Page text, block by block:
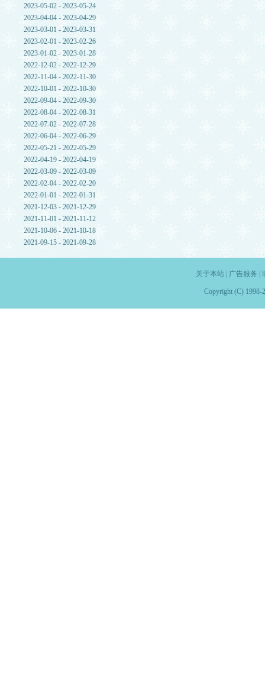
2023-05-02 - 2023-05-24
2023-04-04 - 2023-04-29
2023-03-01 - 2023-03-31
2023-02-01 - 2023-02-26
2023-01-02 - 2023-01-28
2022-12-02 - 2022-12-29
2022-11-04 - 2022-11-30
2022-10-01 - 2022-10-30
2022-09-04 - 2022-09-30
2022-08-04 - 2022-08-31
2022-07-02 - 2022-07-28
2022-06-04 - 2022-06-29
2022-05-21 - 2022-05-29
2022-04-19 - 2022-04-19
2022-03-09 - 2022-03-09
2022-02-04 - 2022-02-20
2022-01-01 - 2022-01-31
2021-12-03 - 2021-12-29
2021-11-01 - 2021-11-12
2021-10-06 - 2021-10-18
2021-09-15 - 2021-09-28
关于本站| 广告服务
Copyright (C) 1998-